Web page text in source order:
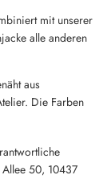
mit unserer
alle anderen
aus
Die Farben
50, 10437